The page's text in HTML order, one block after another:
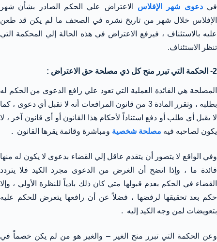
فيدعوى شهر الإفلاس الاعتراض علي الحكم الصادر بشأن شهر
الإفلاس خلال شهر من تاريخ نشره في الصحف ما لم يكن قد طعن
عليه بالاستئناف ، فيرفع الاعتراض في هذه الحالة إلي المحكمة التي
تنظر الاستئناف.
2- الحكمة التي تبرر منح كل ذي مصلحة حق الاعتراض :
المصلحة هي الفائدة العملية التي تعود علي رافع الدعوى من الحكم له
بطلبه ، وتقرر المادة 3 من قانون المرافعات أنه لا تقبل أي دعوى ، كما
لا يقبل أي طلب أو دفع استناداً لأحكام هذا القانون أو أي قانون آخر ، لا
يكون لصاحبه فيه مصلحة شخصية ومباشرة وقائمة يقرها القانون .
وفي الواقع لا يتصور أن يتقدم عاقل إلي القضاء بدعوى لا يكون له منها
فائدة ما ، وإذا اتضح أن الغرض من الدعوى مجرد الكيد فلا يتردد
القضاء في الحكم بعدم قبولها متي كان ذلك بادياً للنظرة الأولي ، وإلا
حكم بعد تحقيقها لرفضها ، فضلاً عن أن رافعها يتعرض للحكم عليه
بتعويضات لمن وجه الكيد إليه .
وعن الحكمة التي تبرر منح الغير – والغير هو من لم يكن خصماً في